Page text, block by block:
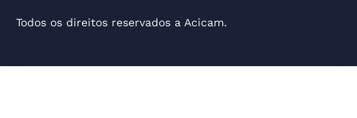
Todos os direitos reservados a Acicam.